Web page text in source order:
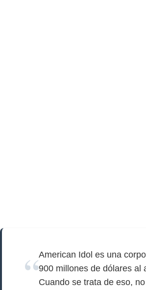
American Idol es una
900 millones de dólares al
Cuando se trata de eso,